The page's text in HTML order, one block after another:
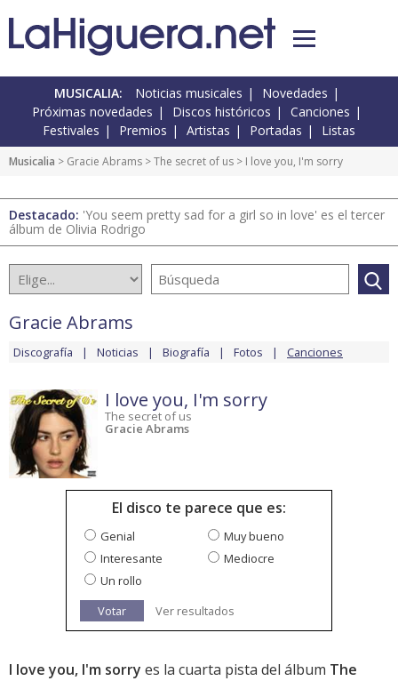
MUSICALIA: Noticias musicales
Novedades
Próximas novedades
Discos históricos
Canciones
Festivales
Premios Artistas Portadas Listas
Musicalia > Gracie Abrams >The secret of us > I love you, I'm sorry
Destacado: 'You seem pretty sad for a girl so in love' es el tercer
álbum de Olivia Rodrigo
Gracie Abrams
Discografía Noticias Biografía Fotos Canciones
I love you, I'm sorry
The secret of us
Gracie Abrams
El disco te parece que es:
Genial
Muy bueno
Interesante
Mediocre
Un rollo
Votar
Ver resultados
I love you, I'm sorry es la cuarta pista del álbum The